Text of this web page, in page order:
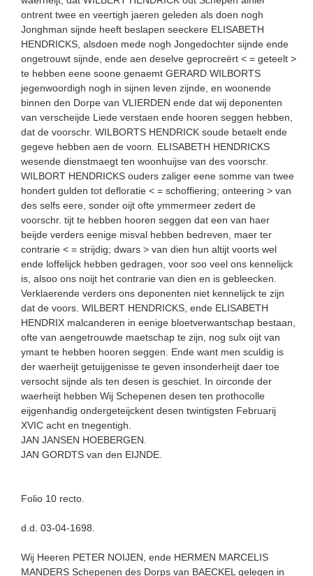
ontrent twee en veertigh jaeren geleden als doen nogh
Jonghman sijnde heeft beslapen seeckere ELISABETH
HENDRICKS, alsdoen mede nogh Jongedochter sijnde ende
ongetrouwt sijnde, ende aen deselve geprocreërt < = geteelt >
te hebben eene soone genaemt GERARD WILBORTS
jegenwoordigh nogh in sijnen leven zijnde, en woonende
binnen den Dorpe van VLIERDEN ende dat wij deponenten
van verscheijde Liede verstaen ende hooren seggen hebben,
dat de voorschr. WILBORTS HENDRICK soude betaelt ende
gegeve hebben aen de voorn. ELISABETH HENDRICKS
wesende dienstmaegt ten woonhuijse van des voorschr.
WILBORT HENDRICKS ouders zaliger eene somme van twee
hondert gulden tot defloratie < = schoffiering; onteering > van
des selfs eere, sonder oijt ofte ymmermeer zedert de
voorschr. tijt te hebben hooren seggen dat een van haer
beijde verders eenige misval hebben bedreven, maer ter
contrarie < = strijdig; dwars > van dien hun altijt voorts wel
ende loffelijck hebben gedragen, voor soo veel ons kennelijck
is, alsoo ons noijt het contrarie van dien en is gebleecken.
Verklaerende verders ons deponenten niet kennelijck te zijn
dat de voors. WILBERT HENDRICKS, ende ELISABETH
HENDRIX malcanderen in eenige bloetverwantschap bestaan,
ofte van aengetrouwde maetschap te zijn, nog sulx oijt van
ymant te hebben hooren seggen. Ende want men sculdig is
der waerheijt getuijgenisse te geven insonderheijt daer toe
versocht sijnde als ten desen is geschiet. In oirconde der
waerheijt hebben Wij Schepenen desen ten prothocolle
eijgenhandig ondergeteijckent desen twintigsten Februarij
XVIC acht en tnegentigh.
JAN JANSEN HOEBERGEN.
JAN GORDTS van den EIJNDE.
Folio 10 recto.
d.d. 03-04-1698.
Wij Heeren PETER NOIJEN, ende HERMEN MARCELIS
MANDERS Schepenen des Dorps van BAECKEL gelegen in